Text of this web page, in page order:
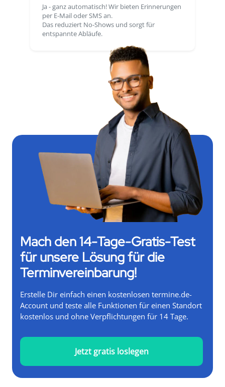
Ja - ganz automatisch! Wir bieten Erinnerungen
per E-Mail oder SMS an.
Das reduziert No-Shows und sorgt für
entspannte Abläufe.
Mach den 14-Tage-Gratis-Test
für unsere Lösung für die
Terminvereinbarung!
Erstelle Dir einfach einen kostenlosen termine.de-
Account und teste alle Funktionen für einen Standort
kostenlos und ohne Verpflichtungen für 14 Tage.
Jetzt gratis loslegen